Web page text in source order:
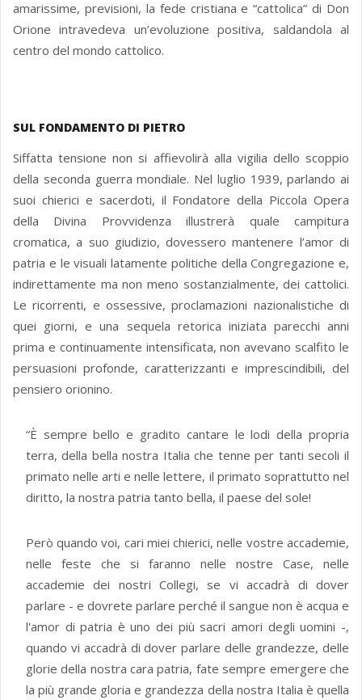
amarissime, previsioni, la fede cristiana e “cattolica” di Don
Orione intravedeva un’evoluzione positiva, saldandola al
centro del mondo cattolico.
SUL FONDAMENTO DI PIETRO
Siffatta tensione non si affievolirà alla vigilia dello scoppio
della seconda guerra mondiale. Nel luglio 1939, parlando ai
suoi chierici e sacerdoti, il Fondatore della Piccola Opera
della Divina Provvidenza illustrerà quale campitura
cromatica, a suo giudizio, dovessero mantenere l’amor di
patria e le visuali latamente politiche della Congregazione e,
indirettamente ma non meno sostanzialmente, dei cattolici.
Le ricorrenti, e ossessive, proclamazioni nazionalistiche di
quei giorni, e una sequela retorica iniziata parecchi anni
prima e continuamente intensificata, non avevano scalfito le
persuasioni profonde, caratterizzanti e imprescindibili, del
pensiero orionino.
“È sempre bello e gradito cantare le lodi della propria
terra, della bella nostra Italia che tenne per tanti secoli il
primato nelle arti e nelle lettere, il primato soprattutto nel
diritto, la nostra patria tanto bella, il paese del sole!
Però quando voi, cari miei chierici, nelle vostre accademie,
nelle feste che si faranno nelle nostre Case, nelle
accademie dei nostri Collegi, se vi accadrà di dover
parlare - e dovrete parlare perché il sangue non è acqua e
l'amor di patria è uno dei più sacri amori degli uomini -,
quando vi accadrà di dover parlare delle grandezze, delle
glorie della nostra cara patria, fate sempre emergere che
la più grande gloria e grandezza della nostra Italia è quella